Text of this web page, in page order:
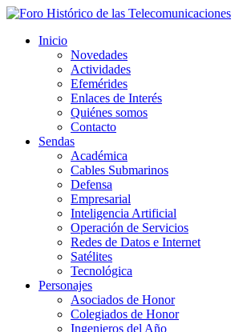
Inicio
Novedades
Actividades
Efemérides
Enlaces de Interés
Quiénes somos
Contacto
Sendas
Académica
Cables Submarinos
Defensa
Empresarial
Inteligencia Artificial
Operación de Servicios
Redes de Datos e Internet
Satélites
Tecnológica
Personajes
Asociados de Honor
Colegiados de Honor
Ingenieros del Año